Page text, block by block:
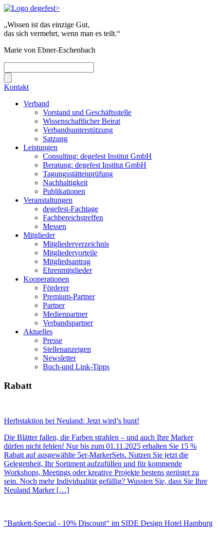
„Wissen ist das einzige Gut,
das sich vermehrt, wenn man es teilt.“
Marie von Ebner-Eschenbach
Kontakt
Verband
Vorstand und Geschäftsstelle
Wissenschaftlicher Beirat
Verbandsunterstützung
Satzung
Leistungen
Consulting: degefest Institut GmbH
Beratung: degefest Institut GmbH
Tagungsstättenprüfung
Nachhaltigkeit
Publikationen
Veranstaltungen
degefest-Fachtage
Fachbereichstreffen
Messen
Mitglieder
Mitgliederverzeichnis
Mitgliedervorteile
Mitgliedsantrag
Ehrenmitglieder
Kooperationen
Förderer
Premium-Partner
Partner
Medienpartner
Verbandspartner
Aktuelles
Presse
Stellenanzeigen
Newsletter
Buch-und Link-Tipps
Rabatt
Herbstaktion bei Neuland: Jetzt wird’s bunt!
Die Blätter fallen, die Farben strahlen – und auch Ihre Marker
dürfen nicht fehlen! Nur bis zum 01.11.2025 erhalten Sie 15 %
Rabatt auf ausgewählte 5er-MarkerSets. Nutzen Sie jetzt die
Gelegenheit, Ihr Sortiment aufzufüllen und für kommende
Workshops, Meetings oder kreative Projekte bestens gerüstet zu
sein. Noch mehr Individualität gefällig? Wussten Sie, dass Sie Ihre
Neuland Marker […]
"Bankett-Special - 10% Discount“ im SIDE Design Hotel Hamburg